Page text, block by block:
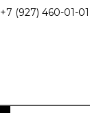
+7 (927) 460-01-01